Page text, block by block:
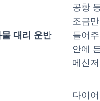
대리 운반
공항
조금
들어
안에
메신
다이